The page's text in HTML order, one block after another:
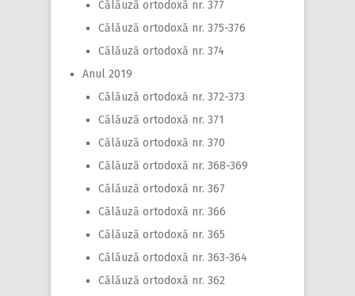
Călăuză ortodoxă nr. 377
Călăuză ortodoxă nr. 375-376
Călăuză ortodoxă nr. 374
Anul 2019
Călăuză ortodoxă nr. 372-373
Călăuză ortodoxă nr. 371
Călăuză ortodoxă nr. 370
Călăuză ortodoxă nr. 368-369
Călăuză ortodoxă nr. 367
Călăuză ortodoxă nr. 366
Călăuză ortodoxă nr. 365
Călăuză ortodoxă nr. 363-364
Călăuză ortodoxă nr. 362